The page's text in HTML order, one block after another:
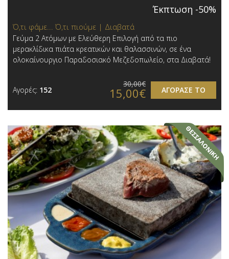
Έκπτωση -50%
Ό,τι φάμε... Ό,τι πιούμε | Διαβατά
Γεύμα 2 Ατόμων με Ελεύθερη Επιλογή από τα πιο
μερακλίδικα πιάτα κρεατικών και θαλασσινών, σε ένα
ολοκαίνουργιο Παραδοσιακό Μεζεδοπωλείο, στα Διαβατά!
Αγορές: 152 ΑΓΟΡΑΣΕ ΤΟ
30,00€
15,00€